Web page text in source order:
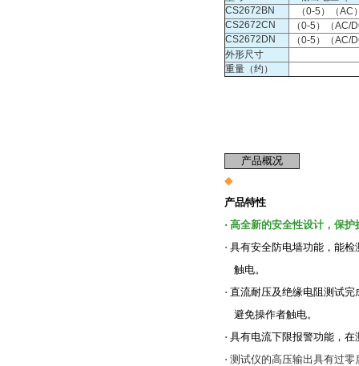
CS2672BN
（0-5）（AC
CS2672CN
（0-5）（AC/
CS2672DN
（0-5）（AC/
外形尺寸
重量（约）
产品概况
◆
产品特性
· 高全新的安全性设计，保
· 具有安全防电墙功能，能
触电。
· 直流耐压及绝缘电阻测试
避免操作者触电。
· 具有电流下限报警功能，
· 测试仪的高压输出具有过